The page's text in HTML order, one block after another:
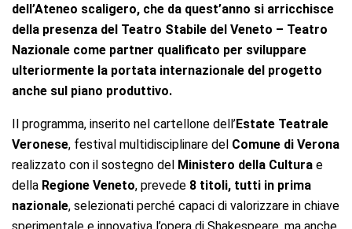
dell’Ateneo scaligero, che da quest’anno si arricchisce
della presenza del Teatro Stabile del Veneto – Teatro
Nazionale come partner qualificato per sviluppare
ulteriormente la portata internazionale del progetto
anche sul piano produttivo.
Il programma, inserito nel cartellone dell’Estate Teatrale
Veronese, festival multidisciplinare del Comune di Verona
realizzato con il sostegno del Ministero della Cultura e
della Regione Veneto, prevede 8 titoli, tutti in prima
nazionale, selezionati perché capaci di valorizzare in chiave